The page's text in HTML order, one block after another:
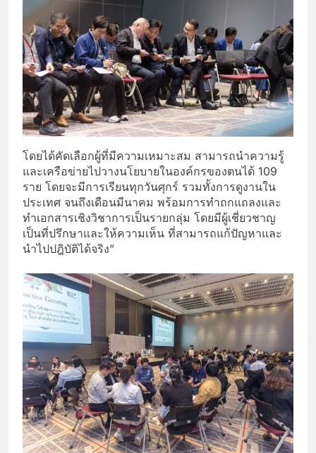
โดยได้คัดเลือกผู้ที่มีความเหมาะสม สามารถนำความรู้
และเครือข่ายไปวางนโยบายในองค์กรของตนได้ 109
ราย โดยจะมีการเรียนทุกวันศุกร์ รวมทั้งการดูงานใน
ประเทศ จนถึงเดือนมีนาคม พร้อมการทำถกแถลงและ
ทำเอกสารเชิงวิชาการเป็นรายกลุ่ม โดยมีผู้เชี่ยวชาญ
เป็นที่ปรึกษาและให้ความเห็น ที่สามารถแก้ปัญหาและ
นำไปปฎิบัติได้จริง”